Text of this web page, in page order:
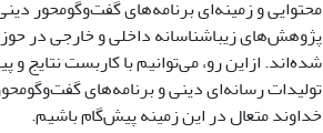
پژوهش‌های زیباشناسانه داخلی و خارجی در
تولیدات رسانه‌ای دینی و برنامه‌های
خداوند متعال در این زمینه پیش‌گام باشیم.